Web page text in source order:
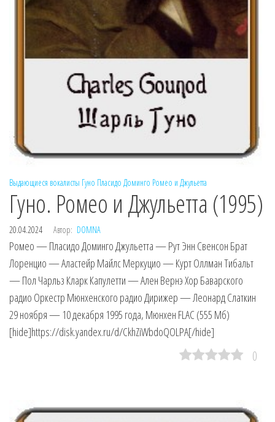
Выдающиеся вокалисты Гуно Пласидо Доминго Ромео и Джульетта
Гуно. Ромео и Джульетта (1995)
20.04.2024 Автор: DOMNA
Ромео — Пласидо Доминго Джульетта — Рут Энн Свенсон Брат
Лоренцио — Аластейр Майлс Меркуцио — Курт Оллман Тибальт
— Пол Чарльз Кларк Капулетти — Ален Вернэ Хор Баварского
радио Оркестр Мюнхенского радио Дирижер — Леонард Слаткин
29 ноября — 10 декабря 1995 года, Мюнхен FLAC (555 Мб)
[hide]https://disk.yandex.ru/d/CkhZiWbdoQOLPA[/hide]
0